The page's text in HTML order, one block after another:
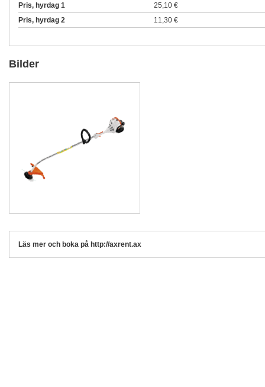
Pris, hyrdag 1
25,10 €
Pris, hyrdag 2
11,30 €
Bilder
Läs mer och boka på http://axrent.ax